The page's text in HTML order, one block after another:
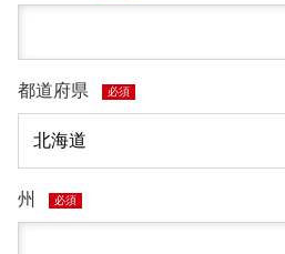
都道府県 必須
州 必須